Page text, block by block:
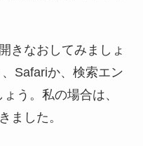
きなおしてみましょ
Safariか、検索エン
う。私の場合は、
ました。